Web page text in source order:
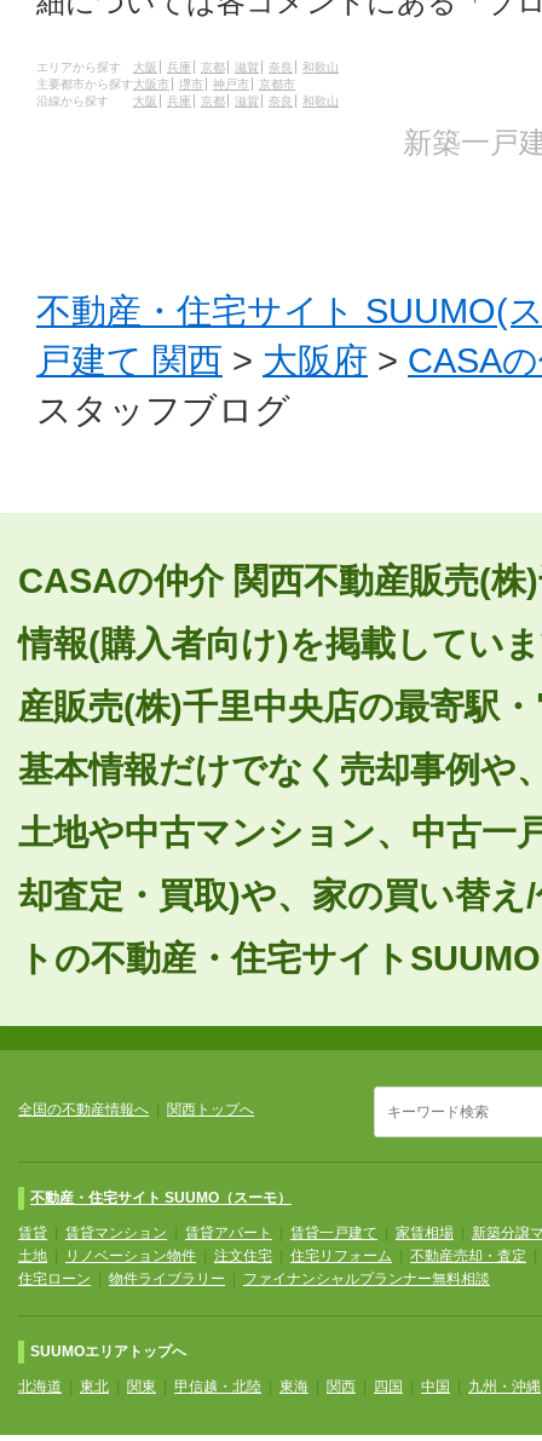
エリアから探す 大阪 兵庫 京都 滋賀 奈良
和歌山
主要都市から探す大阪市 堺市 神戸市
京都市
沿線から探す
大阪 兵庫 京都 滋賀 奈良 和歌山
新築一戸
不動産・住宅サイト SUUMO(
戸建て 関西 > 大阪府 > CASA
スタッフブログ
CASAの仲介 関西不動産販売(
情報(購入者向け)を掲載してい
産販売(株)千里中央店の最寄駅
基本情報だけでなく売却事例や
土地や中古マンション、中古一
却査定・買取)や、家の買い替
トの不動産・住宅サイト
全国の不動産情報へ 関西トップへ
不動産・住宅サイト SUUMO（スーモ）
賃貸 賃貸マンション 賃貸アパート 賃貸一戸建て 家賃相場
新築分譲
土地
リノベーション物件 注文住宅 住宅リフォーム 不動産売却・査定
住宅ローン
物件ライブラリー ファイナンシャルプランナー無料相談
SUUMOエリアトップへ
北海道 東北 関東 甲信越・北陸 東海 関西 四国 中国 九州・沖縄